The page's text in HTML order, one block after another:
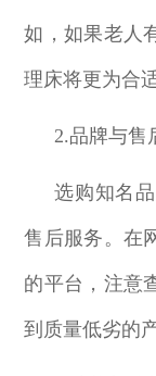
如，如果老人
理床将更为合适
2.品牌与售
选购知名
售后服务。在
的平台，注意
到质量低劣的